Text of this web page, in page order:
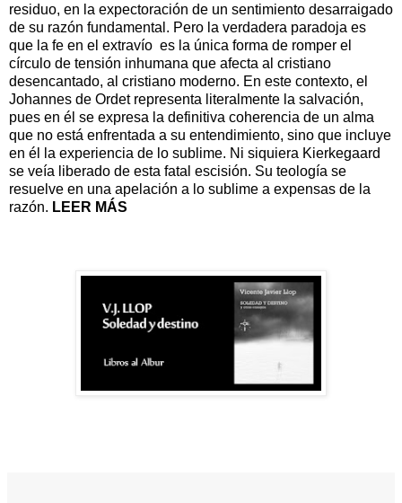
residuo, en la expectoración de un sentimiento desarraigado
de su razón fundamental. Pero la verdadera paradoja es
que la fe en el extravío es la única forma de romper el
círculo de tensión inhumana que afecta al cristiano
desencantado, al cristiano moderno. En este contexto, el
Johannes de Ordet representa literalmente la salvación,
pues en él se expresa la definitiva coherencia de un alma
que no está enfrentada a su entendimiento, sino que incluye
en él la experiencia de lo sublime. Ni siquiera Kierkegaard
se veía liberado de esta fatal escisión. Su teología se
resuelve en una apelación a lo sublime a expensas de la
razón. LEER MÁS